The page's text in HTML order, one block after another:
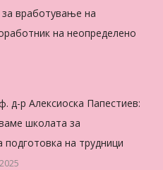
вработување на
на неопределено
д-р Алексиоска Папестиев:
школата за
подготовка на трудници